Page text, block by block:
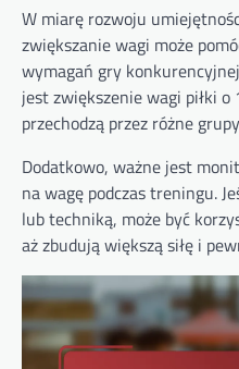
W miarę rozwoju
zwiększanie wagi może
wymagań gry
jest zwiększenie wagi piłki
przechodzą przez różne
Dodatkowo, ważne jest
na wagę podczas treningu.
lub techniką, może być
aż zbudują większą siłę i